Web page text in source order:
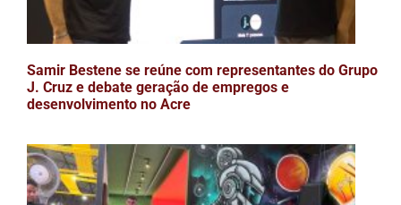
Samir Bestene se reúne com representantes do Grupo
J. Cruz e debate geração de empregos e
desenvolvimento no Acre